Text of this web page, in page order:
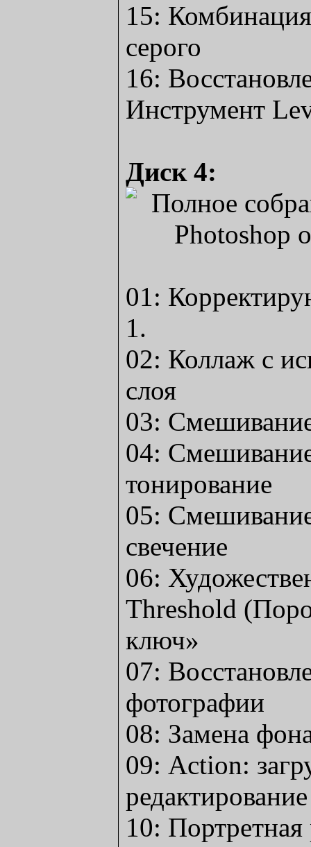
15:
серого
16:
Инструмент
Диск 4:
01:
1.
02: Коллаж с
слоя
03:
04:
тонирование
05:
свечение
06:
Threshold
ключ»
07:
фотографии
08: Замена
09: Action:
редактирование
10: